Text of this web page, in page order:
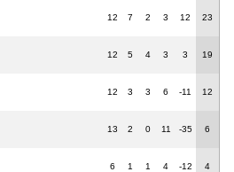
12 7 2 3 12 23
12 5 4 3 3 19
12 3 3 6 -11 12
13 2 0 11 -35 6
6 1 1 4 -12 4